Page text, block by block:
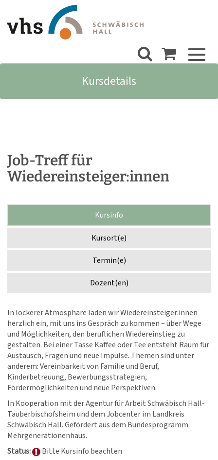
Kursdetails
Job-Treff für
Wiedereinsteiger:innen
Kursinfo
Kursort(e)
Termin(e)
Dozent(en)
In lockerer Atmosphäre laden wir Wiedereinsteiger:innen
herzlich ein, mit uns ins Gespräch zu kommen – über Wege
und Möglichkeiten, den beruflichen Wiedereinstieg zu
gestalten. Bei einer Tasse Kaffee oder Tee entsteht Raum für
Austausch, Fragen und neue Impulse. Themen sind unter
anderem: Vereinbarkeit von Familie und Beruf,
Kinderbetreuung, Bewerbungsstrategien,
Fördermöglichkeiten und neue Perspektiven.
In Kooperation mit der Agentur für Arbeit Schwäbisch Hall-
Tauberbischofsheim und dem Jobcenter im Landkreis
Schwäbisch Hall. Gefördert aus dem Bundesprogramm
Mehrgenerationenhaus.
Status:
Bitte Kursinfo beachten